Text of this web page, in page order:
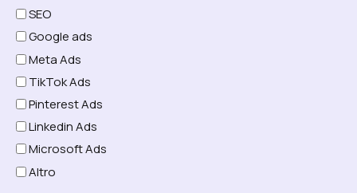
SEO
Google ads
Meta Ads
TikTok Ads
Pinterest Ads
Linkedin Ads
Microsoft Ads
Altro